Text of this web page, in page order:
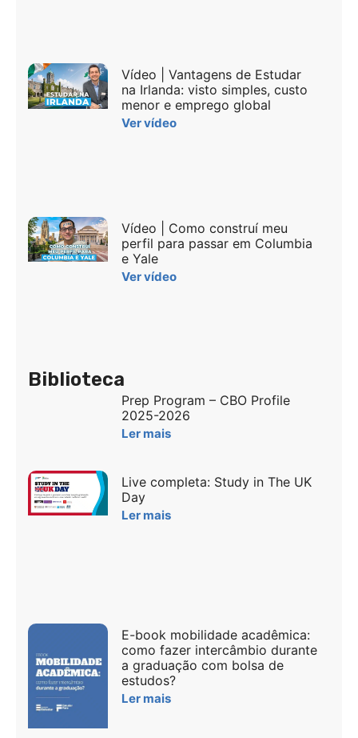
Vídeo | Vantagens de Estudar
na Irlanda: visto simples, custo
menor e emprego global
Ver vídeo
Vídeo | Como construí meu
perfil para passar em Columbia
e Yale
Ver vídeo
Biblioteca
Prep Program – CBO Profile
2025-2026
Ler mais
Live completa: Study in The UK
Day
Ler mais
E-book mobilidade acadêmica:
como fazer intercâmbio durante
a graduação com bolsa de
estudos?
Ler mais